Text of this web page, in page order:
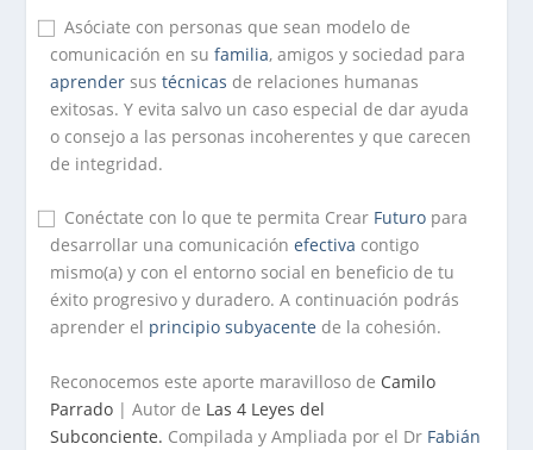
⃞ Asóciate con personas que sean modelo de
comunicación en sufamilia, amigos y sociedad para
aprender sustécnicas de relaciones humanas
exitosas. Y evita salvo un caso especial de dar ayuda
o consejo a las personas incoherentes y que carecen
de integridad.
⃞ Conéctate con lo que te permita Crear Futuro para
desarrollar una comunicaciónefectiva contigo
mismo(a) y con el entorno social en beneficio de tu
éxito progresivo y duradero. A continuación podrás
aprender el principio subyacente de la cohesión.
Reconocemos este aporte maravilloso de Camilo
Parrado | Autor de Las 4 Leyes del
Subconciente. Compilada y Ampliada por el Dr Fabián